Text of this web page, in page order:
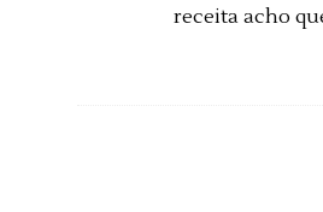
receita acho